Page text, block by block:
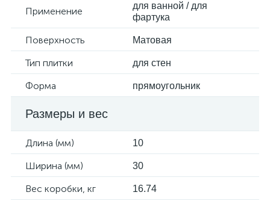
Применение
для ванной / для
фартука
Поверхность Матовая
Тип плитки для стен
Форма прямоугольник
Размеры и вес
Длина (мм) 10
Ширина (мм) 30
Вес коробки, кг 16.74